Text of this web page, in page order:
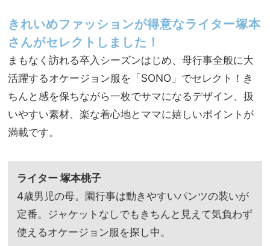
ぜ
今、
NO
T A
HO
TEL
な
の？
で解
も重
く見
えな
い選
び方
きれいめファッションが得意なライター塚本
さんがセレクトしました！
まもなく訪れる卒入シーズンはじめ、母行事全般に大
活躍するオケージョン服を「SONO」でセレクト！き
ちんと感を保ちながら一枚でサマになるデザイン、扱
いやすい素材、楽な着心地とママに嬉しいポイントが
満載です。
ライター 塚本桃子
4歳男児の母。園行事は動きやすいパンツの装いが
定番。ジャケットなしでもきちんと見えて気負わず
使えるオケージョン服を探し中。